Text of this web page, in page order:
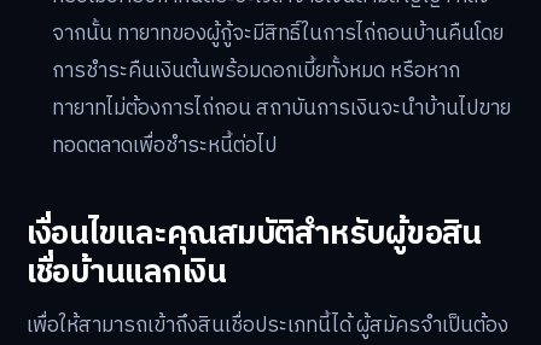
จากนั้น ทายาทของผู้กู้จะมีสิทธิ์ในการไถ่ถอนบ้านคืนโดย
การชำระคืนเงินต้นพร้อมดอกเบี้ยทั้งหมด หรือหาก
ทายาทไม่ต้องการไถ่ถอน สถาบันการเงินจะนำบ้านไปขาย
ทอดตลาดเพื่อชำระหนี้ต่อไป
เงื่อนไขและคุณสมบัติสำหรับผู้ขอสิน
เชื่อบ้านแลกเงิน
เพื่อให้สามารถเข้าถึงสินเชื่อประเภทนี้ได้ ผู้สมัครจำเป็นต้อง